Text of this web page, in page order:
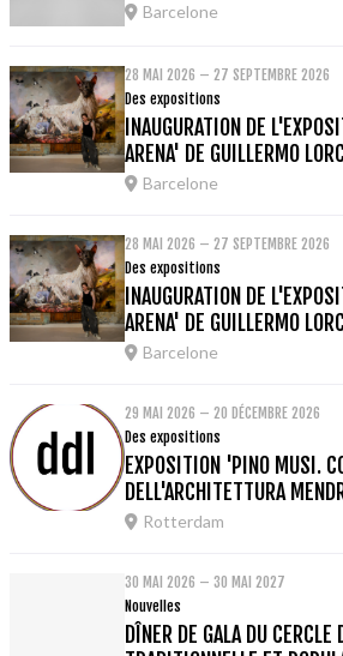
Barcelone
28 MAI 2026 – 27 SEPTEMBRE 2026
Des expositions
INAUGURATION DE
ARENA' DE GUILLERMO
Barcelone
28 MAI 2026 – 27 SEPTEMBRE 2026
Des expositions
INAUGURATION DE
ARENA' DE GUILLERMO
Barcelone
29 MAI 2026 – 20 DÉCEMBRE 2026
Des expositions
EXPOSITION 'PINO MUSI.
DELL'ARCHITETTURA
Rotterdam
30 MAI 2026 – 30 MAI 2027
Nouvelles
DÎNER DE GALA DU CERCLE